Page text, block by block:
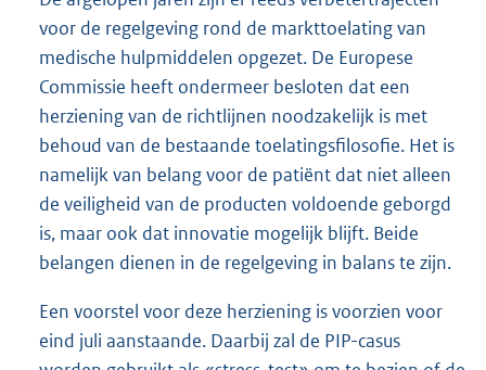
voor de regelgeving rond de markttoelating van
medische hulpmiddelen opgezet. De Europese
Commissie heeft ondermeer besloten dat een
herziening van de richtlijnen noodzakelijk is met
behoud van de bestaande toelatingsfilosofie. Het is
namelijk van belang voor de patiënt dat niet alleen
de veiligheid van de producten voldoende geborgd
is, maar ook dat innovatie mogelijk blijft. Beide
belangen dienen in de regelgeving in balans te zijn.
Een voorstel voor deze herziening is voorzien voor
eind juli aanstaande. Daarbij zal de PIP-casus